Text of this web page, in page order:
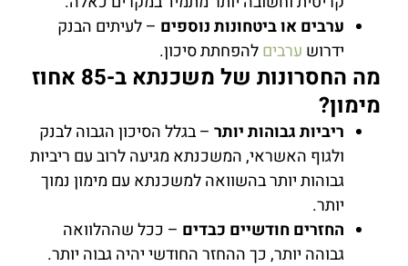
ערבים או ביטחונות נוספים– לעיתים הבנק
ידרוש ערביםלהפחתת סיכון.
מה החסרונות של משכנתא ב-85 אחוז
מימון?
ריביות גבוהות יותר– בגלל הסיכון הגבוה לבנק
ולגוף האשראי, המשכנתא מגיעה לרוב עם ריביות
גבוהות יותר בהשוואה למשכנתא עם מימון נמוך
יותר.
החזרים חודשיים כבדים– ככל שההלוואה
גבוהה יותר, כך ההחזר החודשי יהיה גבוה יותר.